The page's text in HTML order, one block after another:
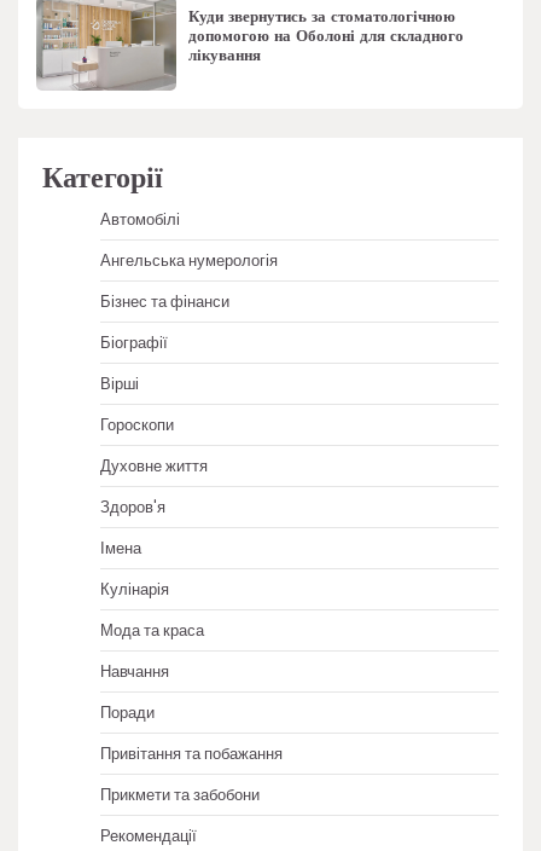
Куди звернутись за стоматологічною
допомогою на Оболоні для складного
лікування
Категорії
Автомобілі
Ангельська нумерологія
Бізнес та фінанси
Біографії
Вірші
Гороскопи
Духовне життя
Здоров'я
Імена
Кулінарія
Мода та краса
Навчання
Поради
Привітання та побажання
Прикмети та забобони
Рекомендації